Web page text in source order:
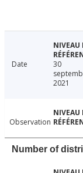
Date
30
2021
Observation
Number of